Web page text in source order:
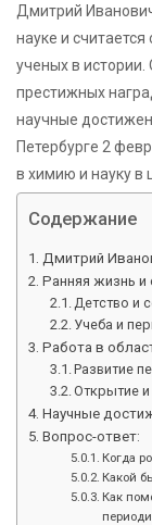
Дмитрий
науке и
ученых в
престижных
научные
Петербурге 2
в химию и науку в
Содержание
Дмитрий
Ранняя жизнь и
Детство и
Учеба и
Работа в
Развитие
Открытие и
Научные
Вопрос-ответ:
Когда
Какой
Как